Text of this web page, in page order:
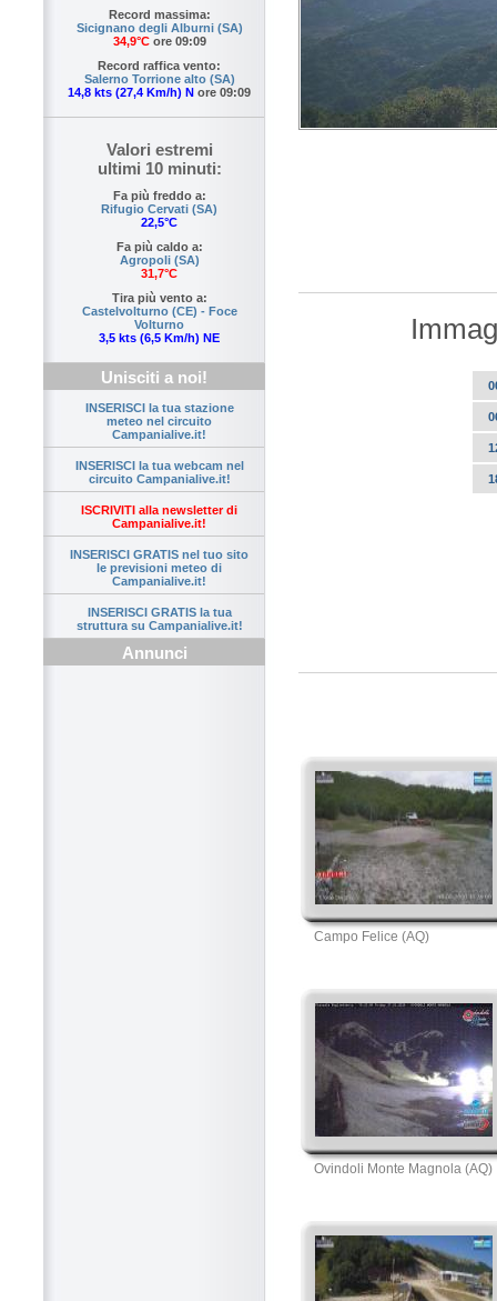
Record massima:
Sicignano degli Alburni (SA)
34,9°Core 09:09
Record raffica vento:
Salerno Torrione alto (SA)
14,8 kts (27,4 Km/h) N ore 09:09
Valori estremi
ultimi 10 minuti:
Fa più freddo a:
Rifugio Cervati (SA)
22,5°C
Fa più caldo a:
Agropoli (SA)
31,7°C
Tira più vento a:
Castelvolturno (CE) - Foce
Volturno
3,5 kts (6,5 Km/h) NE
Unisciti a noi!
INSERISCI la tua stazione
meteo nel circuito
Campanialive.it!
INSERISCI la tua webcam nel
circuito Campanialive.it!
ISCRIVITI alla newsletter di
Campanialive.it!
INSERISCI GRATIS nel tuo sito
le previsioni meteo di
Campanialive.it!
INSERISCI GRATIS la tua
struttura su Campanialive.it!
Annunci
Campo Felice (AQ)
Ovindoli Monte Magnola (AQ)